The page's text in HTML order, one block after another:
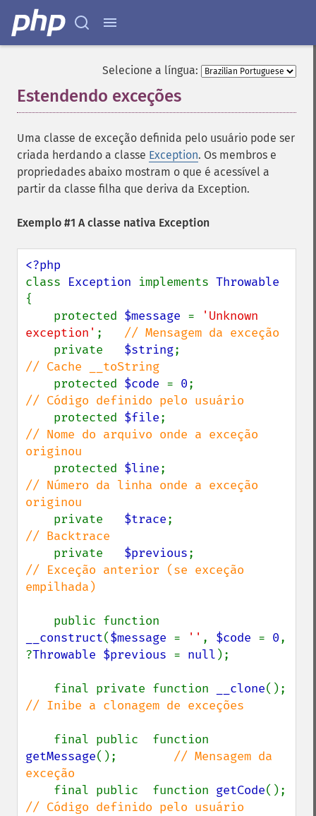
Selecione a língua:
Estendendo exceções
Uma classe de exceção definida pelo usuário pode ser
criada herdando a classe Exception. Os membros e
propriedades abaixo mostram o que é acessível a
partir da classe filha que deriva da Exception.
Exemplo #1 A classe nativa Exception
class Exception implements
{
    protected
$message =
'Unknown
exception' ; // Mensagem da exceção
private $string
// Cache __toString
protected $code = 0
// Código definido pelo usuário
protected $file
// Nome do arquivo onde a exceção
originou
protected $line
// Número da linha onde a exceção
originou
private $trace
// Backtrace
private $previous
// Exceção anterior (se exceção
empilhada)
__construct($message = '' , $code = 0,
?Throwable $previous = null );
    final private function
__clone
// Inibe a clonagem de exceções
getMessage(); // Mensagem da
exceção
final public  function getCode
// Código definido pelo usuário